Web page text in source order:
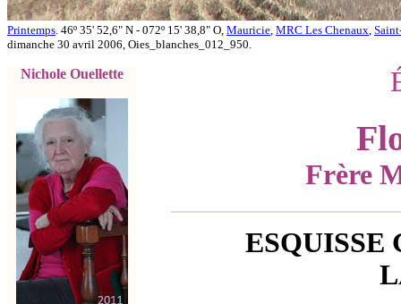
Printemps. 46º 35' 52,6" N - 072º 15' 38,8" O, Mauricie, MRC Les Chenaux,
dimanche 30 avril 2006, Oies_blanches_012_950.
Nichole Ouellette
Frère
ESQUISSE